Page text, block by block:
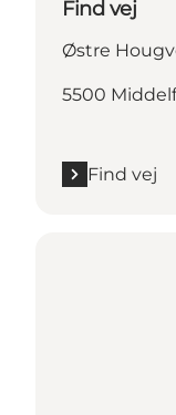
Find vej
Østre
5500
Find vej